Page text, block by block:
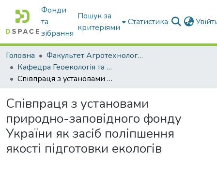
Фонди
та
зібрання
Пошук за
критеріями
Статистика
Головна
Факультет Агротехнологій та екології
Кафедра Геоекологія та землеустрій
Співпраця з установами природно-заповідного фонду України як засіб поліпшення якості підготовки екологів
Співпраця з установами
природно-заповідного фонду
України як засіб поліпшення
якості підготовки екологів